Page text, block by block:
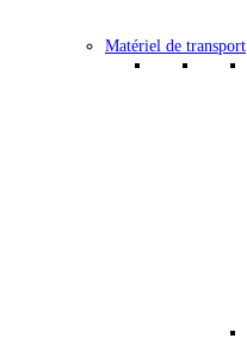
Matériel de transport